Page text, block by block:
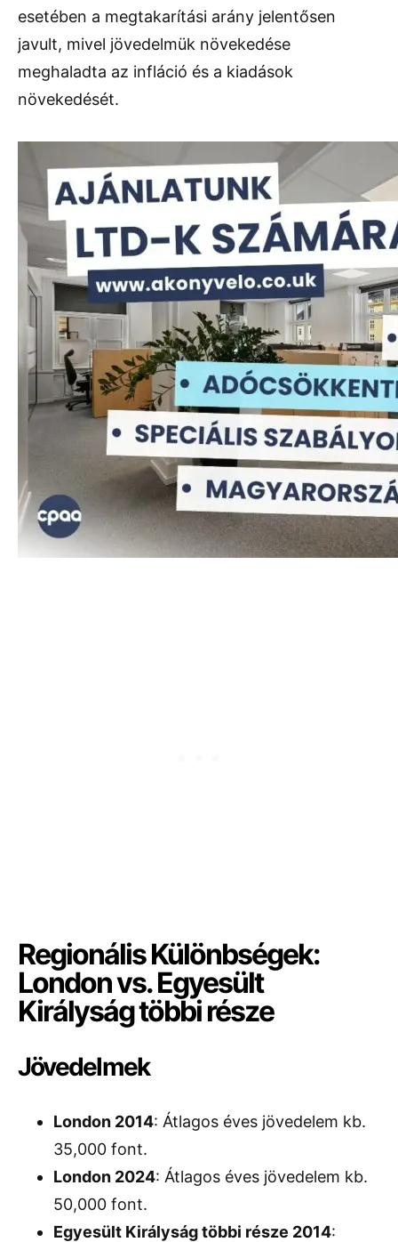
esetében a megtakarítási arány jelentősen
javult, mivel jövedelmük növekedése
meghaladta az infláció és a kiadások
növekedését.
Regionális Különbségek:
London vs. Egyesült
Királyság többi része
Jövedelmek
London 2014: Átlagos éves jövedelem kb.
35,000 font.
London 2024: Átlagos éves jövedelem kb.
50,000 font.
Egyesült Királyság többi része 2014: